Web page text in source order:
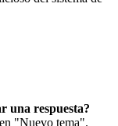
una respuesta?
"Nuevo tema".